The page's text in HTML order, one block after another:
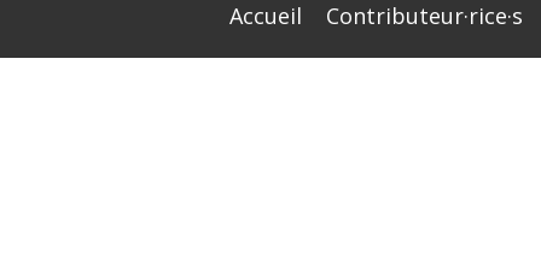
Accueil Contributeur·rice·s